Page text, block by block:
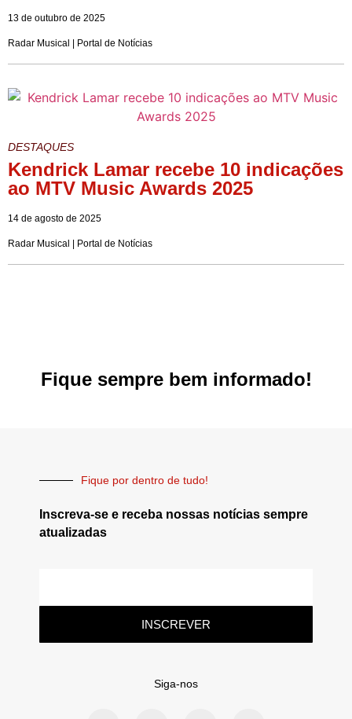
13 de outubro de 2025
Radar Musical | Portal de Notícias
DESTAQUES
Kendrick Lamar recebe 10 indicações
ao MTV Music Awards 2025
14 de agosto de 2025
Radar Musical | Portal de Notícias
Fique sempre bem informado!
Fique por dentro de tudo!
Inscreva-se e receba nossas notícias sempre
atualizadas
INSCREVER
Siga-nos